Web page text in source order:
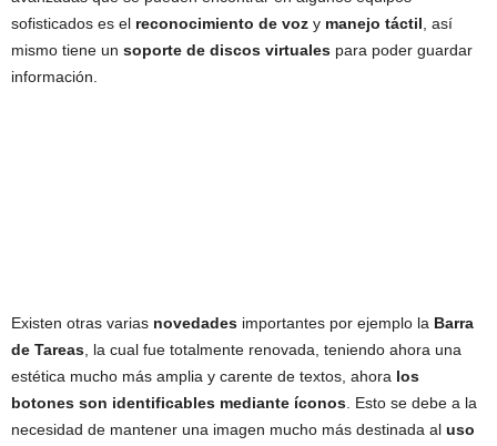
sofisticados es el reconocimiento de voz y manejo táctil , así
mismo tiene un soporte de discos virtuales para poder guardar
información.
Existen otras varias novedades importantes por ejemplo la Barra
de Tareas , la cual fue totalmente renovada, teniendo ahora una
estética mucho más amplia y carente de textos, ahora los
botones son identificables mediante íconos . Esto se debe a la
necesidad de mantener una imagen mucho más destinada al uso